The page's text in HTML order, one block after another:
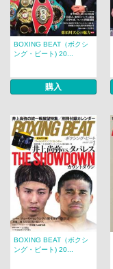
BOXING BEAT（ボクシ
ング・ビート) 20...
購入
BOXING BEAT（ボクシ
ング・ビート) 20...